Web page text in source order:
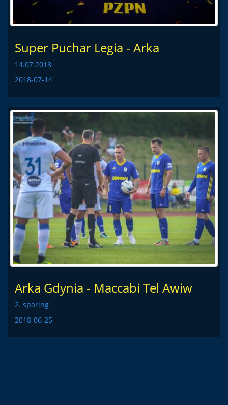
Super Puchar Legia - Arka
14.07.2018
2018-07-14
Arka Gdynia - Maccabi Tel Awiw
2. sparing
2018-06-25